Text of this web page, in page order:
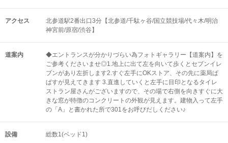
アクセス
北参道駅2番出口3分【北参道/千駄ヶ谷/国立競技場/代々木/明治
神宮前/原宿/渋谷】
道案内
◆エントランスが分かりづらい為フォトギャラリー【道案内】を
ご参考くださいませ◎1.地上に出て左を向いて歩くとセブンイレ
ブンがあり左折します2.すぐ左手にOKストア、その先に薬局ぱ
ぱすが見えてきます 3.直進していくと左手に目印となるタイレ
ストラン屋さんがございますので、その場で右側を向きすぐに大
きな窓が特徴のコンクリートの外観が見えます。建物入って左手
の「A」と書かれた所で301をお呼びだしください♪
設備 総数1(ベッド1)